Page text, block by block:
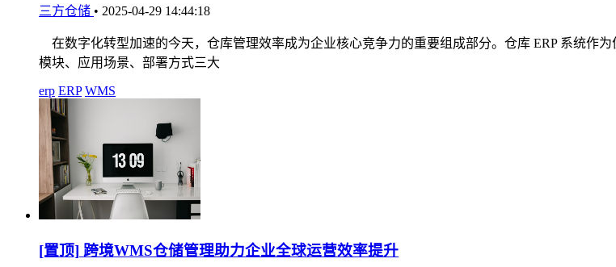
三方仓储 • 2025-04-29 14:44:18
在数字化转型加速的今天，仓库管理效率成为企业核心竞争力的重要组成部分。仓库 ERP 系统作
模块、应用场景、部署方式三大
erp ERP WMS
[置顶] 跨境WMS仓储管理助力企业全球运营效率提升